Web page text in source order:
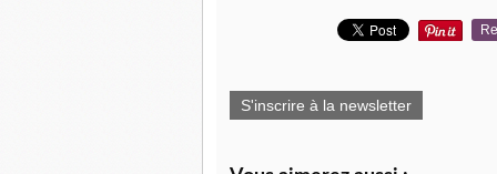
S'inscrire à la newsletter